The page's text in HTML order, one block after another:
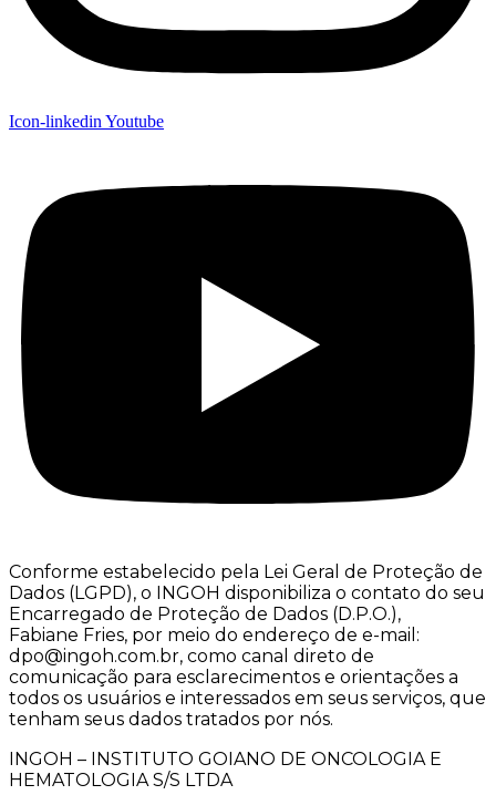
Icon-linkedin Youtube
Conforme estabelecido pela Lei Geral de Proteção de
Dados (LGPD), o INGOH disponibiliza o contato do seu
Encarregado de Proteção de Dados (D.P.O.),
Fabiane Fries, por meio do endereço de e-mail:
dpo@ingoh.com.br, como canal direto de
comunicação para esclarecimentos e orientações a
todos os usuários e interessados em seus serviços, que
tenham seus dados tratados por nós.
INGOH – INSTITUTO GOIANO DE ONCOLOGIA E
HEMATOLOGIA S/S LTDA